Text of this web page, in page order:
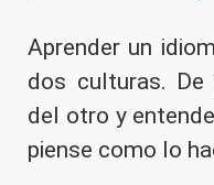
Aprender un
dos culturas.
del otro y
piense como lo